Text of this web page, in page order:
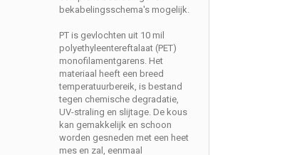
bekabelingsschema's mogelijk.
PT is gevlochten uit 10 mil
polyethyleentereftalaat (PET)
monofilamentgarens. Het
materiaal heeft een breed
temperatuurbereik, is bestand
tegen chemische degradatie,
UV-straling en slijtage. De kous
kan gemakkelijk en schoon
worden gesneden met een heet
mes en zal, eenmaal